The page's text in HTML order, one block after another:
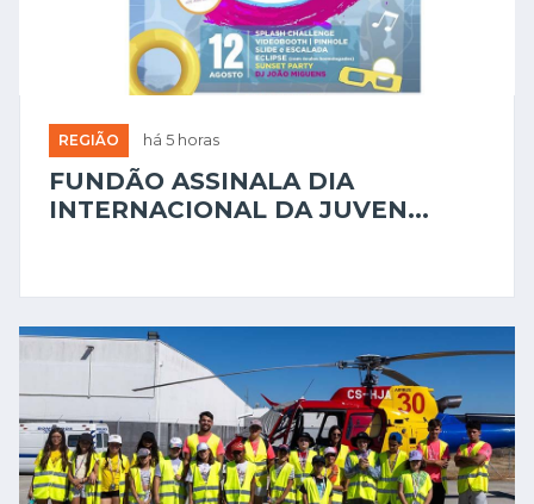
REGIÃO há 5 horas
FUNDÃO ASSINALA DIA
INTERNACIONAL DA JUVEN...